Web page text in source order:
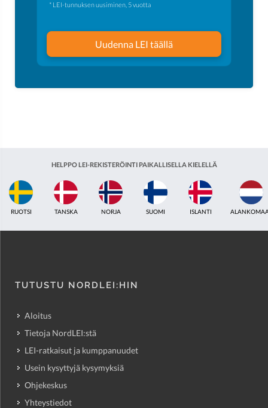
* LEI-tunnuksen uusiminen, 5 vuotta
Uudenna LEI täällä
HELPPO LEI-REKISTERÖINTI PAIKALLISELLA KIELELLÄ
SUOMI ISLANTI ALANKOMAAT YHDISTYNYT KUNINGASKUNTA INTIA
TUTUSTU NORDLEI:HIN
Aloitus
Tietoja NordLEI:stä
LEI-ratkaisut ja kumppanuudet
Usein kysyttyjä kysymyksiä
Ohjekeskus
Yhteystiedot